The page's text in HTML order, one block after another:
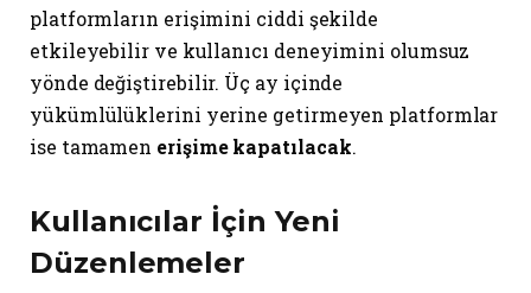
platformların erişimini ciddi şekilde
etkileyebilir ve kullanıcı deneyimini olumsuz
yönde değiştirebilir. Üç ay içinde
yükümlülüklerini yerine getirmeyen platformlar
ise tamamen erişime kapatılacak.
Kullanıcılar İçin Yeni
Düzenlemeler